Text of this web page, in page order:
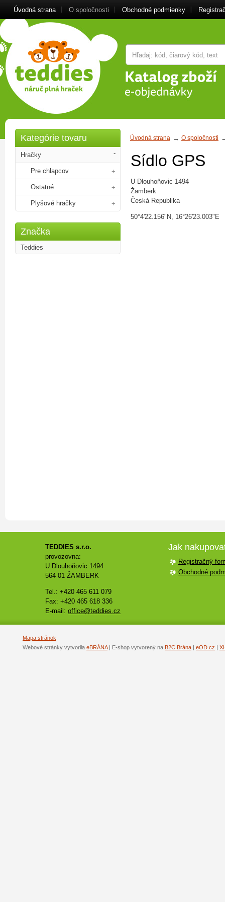
Úvodná strana O spoločnosti Obchodné podmienky
Úvodná strana O spoločnosti
Sídlo GPS
U Dlouhoňovic 1494
Žamberk
Česká Republika
50°4'22.156"N, 16°26'23.003"E
Kategórie tovaru
Hračky
Pre chlapcov
Ostatné
Plyšové hračky
Značka
Teddies
TEDDIES s.r.o.
provozovna:
U Dlouhoňovic 1494
564 01 ŽAMBERK
Tel.: +420 465 611 079
Fax: +420 465 618 336
E-mail: office@teddies.cz
Jak
Registračný
Obchodné
Mapa stránok
Webové stránky vytvorila eBRÁNA| E-shop vytvorený na B2C Brána | eOD.cz |